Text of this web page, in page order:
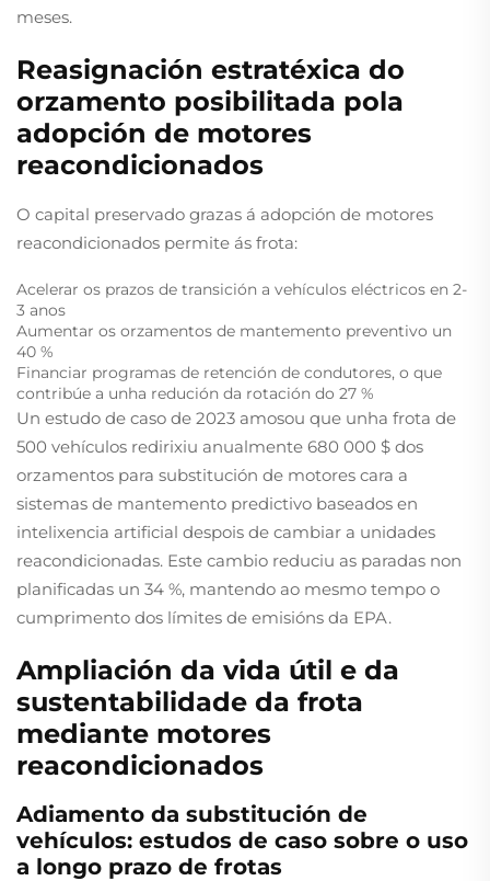
meses.
Reasignación estratéxica do
orzamento posibilitada pola
adopción de motores
reacondicionados
O capital preservado grazas á adopción de motores
reacondicionados permite ás frota:
Acelerar os prazos de transición a vehículos eléctricos en 2-
3 anos
Aumentar os orzamentos de mantemento preventivo un
40 %
Financiar programas de retención de condutores, o que
contribúe a unha redución da rotación do 27 %
Un estudo de caso de 2023 amosou que unha frota de
500 vehículos redirixiu anualmente 680 000 $ dos
orzamentos para substitución de motores cara a
sistemas de mantemento predictivo baseados en
intelixencia artificial despois de cambiar a unidades
reacondicionadas. Este cambio reduciu as paradas non
planificadas un 34 %, mantendo ao mesmo tempo o
cumprimento dos límites de emisións da EPA.
Ampliación da vida útil e da
sustentabilidade da frota
mediante motores
reacondicionados
Adiamento da substitución de
vehículos: estudos de caso sobre o uso
a longo prazo de frotas